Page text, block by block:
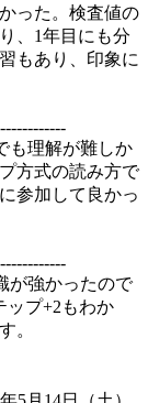
った。検査値の
、1年目にも分
もあり、印象に
も理解が難しか
方式の読み方で
参加して良かっ
が強かったので
ップ+2もわか
。